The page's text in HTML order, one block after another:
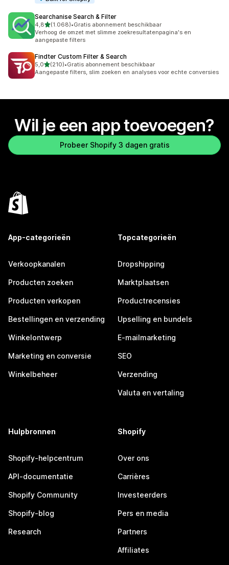
Searchanise Search & Filter
4,8van 5 sterren
(1.068)
1068 recensies in totaal
•Gratis abonnement beschikbaar
Verhoog de omzet met slimme zoekresultatenpagina's en
aangepaste filters
Findter Custom Filter & Search
5,0van 5 sterren
(210)
210 recensies in totaal
•Gratis abonnement beschikbaar
Aangepaste filters, slim zoeken en analyses voor echte conversies
Wil je een app toevoegen?
Probeer Shopify 3 dagen gratis
App-categorieën
Verkoopkanalen
Producten zoeken
Producten verkopen
Bestellingen en verzending
Winkelontwerp
Marketing en conversie
Winkelbeheer
Topcategorieën
Dropshipping
Marktplaatsen
Productrecensies
Upselling en bundels
E-mailmarketing
SEO
Verzending
Valuta en vertaling
Hulpbronnen
Shopify-helpcentrum
API-documentatie
Shopify Community
Shopify-blog
Research
Shopify
Over ons
Carrières
Investeerders
Pers en media
Partners
Affiliates